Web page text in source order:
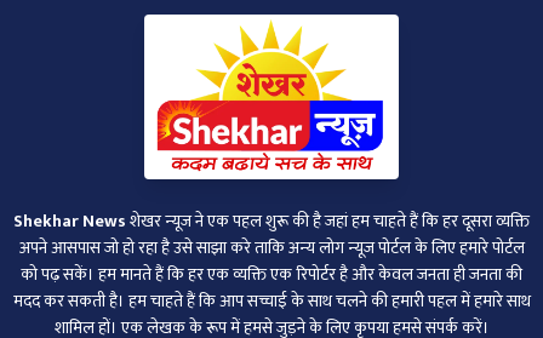
Shekhar Newsशेखर न्‍यूज ने एक पहल शुरू की है जहां हम चाहते हैं कि हर दूसरा व्‍यक्ति
अपने आसपास जो हो रहा है उसे साझा करे ताकि अन्‍य लोग न्‍यूज पोर्टल के लिए हमारे पोर्टल
को पढ़ सकें। हम मानते हैं कि हर एक व्यक्ति एक रिपोर्टर है और केवल जनता ही जनता की
मदद कर सकती है। हम चाहते हैं कि आप सच्चाई के साथ चलने की हमारी पहल में हमारे साथ
शामिल हों। एक लेखक के रूप में हमसे जुड़ने के लिए कृपया हमसे संपर्क करें।